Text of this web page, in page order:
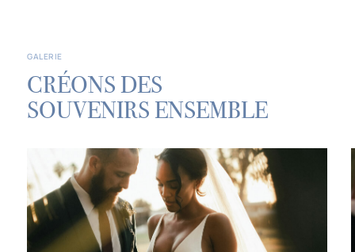
GALERIE
CRÉONS DES
SOUVENIRS ENSEMBLE